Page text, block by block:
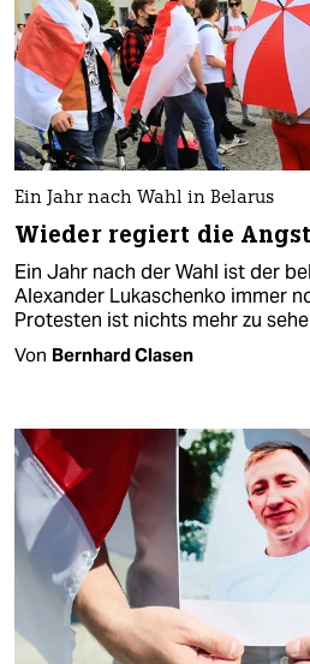
Ein Jahr nach Wahl in Belarus
Wieder regiert die Angst
Ein Jahr nach der Wahl ist der
Alexander Lukaschenko immer
Protesten ist nichts mehr zu
Von Bernhard Clasen